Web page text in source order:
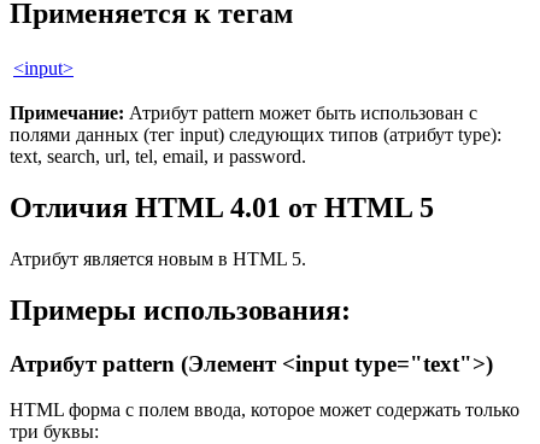
Применяется к тегам
<input>
Примечание: Атрибут pattern может быть использован с
полями данных (тег input) следующих типов (атрибут type):
text, search, url, tel, email, и password.
Отличия HTML 4.01 от HTML 5
Атрибут является новым в HTML 5.
Примеры использования:
Атрибут pattern (Элемент <input type="text">)
HTML форма с полем ввода, которое может содержать только
три буквы: